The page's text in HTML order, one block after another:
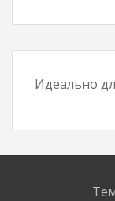
Идеально